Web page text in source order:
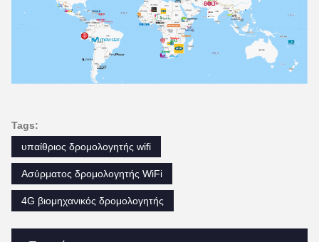
Tags:
υπαίθριος δρομολογητής wifi
Ασύρματος δρομολογητής WiFi
4G βιομηχανικός δρομολογητής